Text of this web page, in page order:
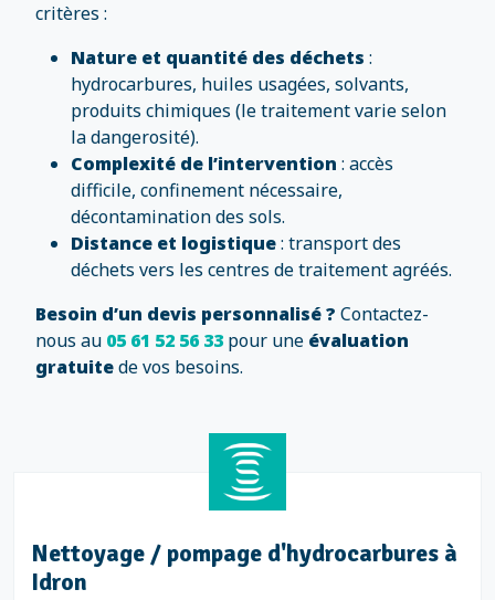
critères :
Nature et quantité des déchets :
hydrocarbures, huiles usagées, solvants,
produits chimiques (le traitement varie selon
la dangerosité).
Complexité de l’intervention : accès
difficile, confinement nécessaire,
décontamination des sols.
Distance et logistique: transport des
déchets vers les centres de traitement agréés.
Besoin d’un devis personnalisé ? Contactez-
nous au 05 61 52 56 33 pour une évaluation
gratuitede vos besoins.
Nettoyage / pompage d'hydrocarbures à
Idron